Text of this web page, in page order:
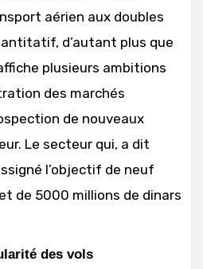
aérien aux doubles
d’autant plus que
plusieurs ambitions
des marchés
de nouveaux
Le secteur qui, a dit
l’objectif de neuf
de 5000 millions de dinars
des vols